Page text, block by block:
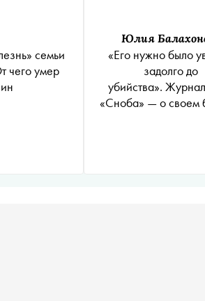
семьи
чего умер
Юлия
«Его нужно было
задолго до
убийства».
«Сноба» — о своем